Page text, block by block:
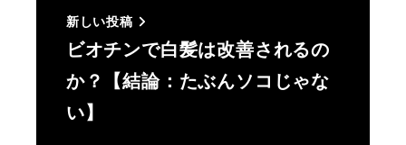
新しい投稿
ビオチンで白髪は改善されるの
か？【結論：たぶんソコじゃな
い】